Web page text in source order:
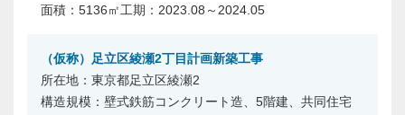
5136㎡
2023.08～2024.05
（仮称）足立区綾瀬2丁目計画新築工事
東京都足立区綾瀬2
壁式鉄筋コンクリート造、5階建、共同住宅